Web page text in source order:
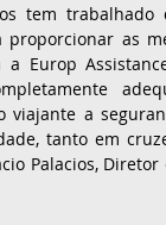
tem
as
a Europ
viajante a
tanto em
Palacios,